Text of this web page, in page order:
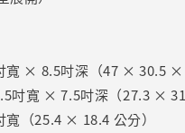
寬 × 8.5吋深（47 × 30.5 ×
吋寬 × 7.5吋深（27.3 ×
（25.4 × 18.4 公分）